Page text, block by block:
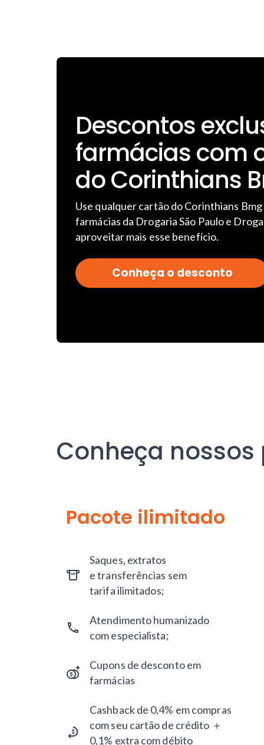
Descontos
farmácias com
do Corinthians
Use qualquer cartão do Corinthians
farmácias da Drogaria São Paulo e
aproveitar mais esse benefício.
Conheça o desconto
Conheça
Pacote ilimitado
Saques, extratos
e transferências sem
tarifa ilimitados;
Atendimento humanizado
com especialista;
Cupons de desconto em
farmácias
Cashback de 0,4% em compras
com seu cartão de crédito ＋
0,1% extra com débito